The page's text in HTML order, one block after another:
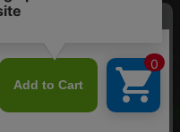
. All Rights Reserved.